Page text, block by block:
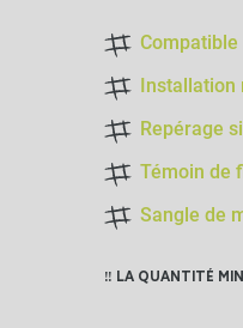
Installation
Repérage
Témoin de
Sangle de
‼️ LA QUANTITÉ